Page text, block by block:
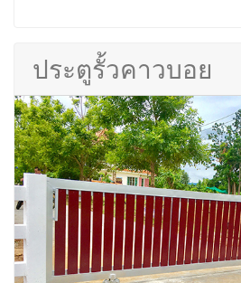
ประตูรั้วคาวบอย